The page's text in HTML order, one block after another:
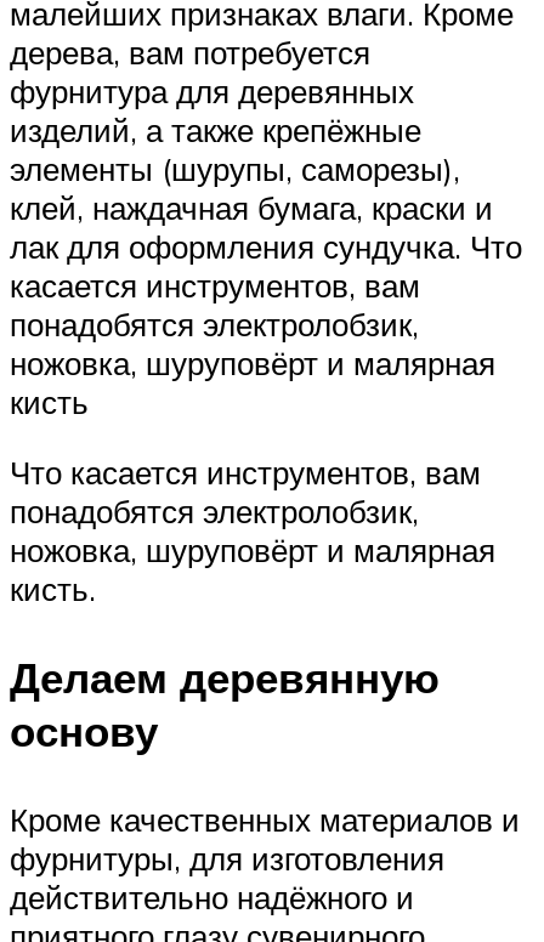
малейших признаках влаги. Кроме
дерева, вам потребуется
фурнитура для деревянных
изделий, а также крепёжные
элементы (шурупы, саморезы),
клей, наждачная бумага, краски и
лак для оформления сундучка. Что
касается инструментов, вам
понадобятся электролобзик,
ножовка, шуруповёрт и малярная
кисть
Что касается инструментов, вам
понадобятся электролобзик,
ножовка, шуруповёрт и малярная
кисть.
Делаем деревянную
основу
Кроме качественных материалов и
фурнитуры, для изготовления
действительно надёжного и